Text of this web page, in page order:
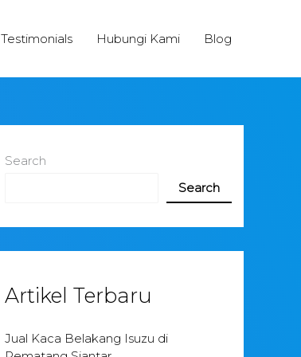
Testimonials Hubungi Kami Blog
Search
Search
Artikel Terbaru
Jual Kaca Belakang Isuzu di